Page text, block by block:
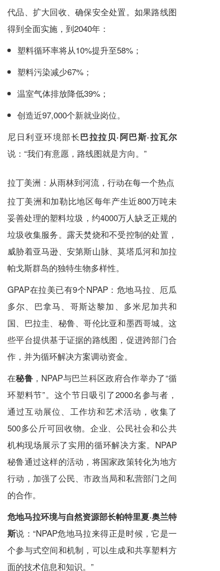
代品、扩大回收、确保安全处置。如果路线图
得到全面实施，到2040年：
塑料循环率将从10%提升至58%；
塑料污染减少67%；
温室气体排放降低39%；
创造近97,000个新就业岗位。
尼日利亚环境部长巴拉拉贝·阿巴斯·拉瓦尔
说：“我们有意愿，路线图就是方向。”
拉丁美洲：从雨林到河流，行动在每一个热点
拉丁美洲和加勒比地区每年产生近800万吨未
妥善处理的塑料垃圾，约4000万人缺乏正规的
垃圾收集服务。露天焚烧和不受控制的处置，
威胁着亚马逊、安第斯山脉、莫塔瓜河和加拉
帕戈斯群岛的独特生物多样性。
GPAP在拉美已有9个NPAP：危地马拉、厄瓜
多尔、巴拿马、哥斯达黎加、多米尼加共和
国、巴拉圭、秘鲁、哥伦比亚和墨西哥城。这
些平台提供基于证据的路线图，促进跨部门合
作，并为循环解决方案调动资金。
在秘鲁 ，NPAP与巴兰科区政府合作举办了“循
环塑料节”。这个节日吸引了2000名参与者，
通过互动展位、工作坊和艺术活动，收集了
500多公斤可回收物。企业、公民社会和公共
机构现场展示了实用的循环解决方案。NPAP
秘鲁通过这样的活动，将国家政策转化为地方
行动，加强了公民、市政当局和私营部门之间
的合作。
危地马拉环境与自然资源部长帕特里夏·奥兰特
斯说：“NPAP危地马拉来得正是时候，它是一
个参与式空间和机制，可以生成和共享塑料方
面的技术信息和知识。”